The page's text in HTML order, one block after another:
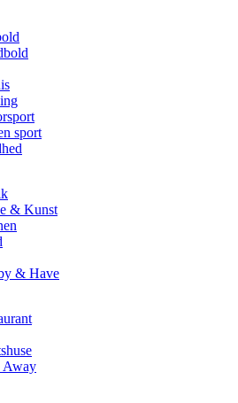
sport
& Kunst
& Have
Away